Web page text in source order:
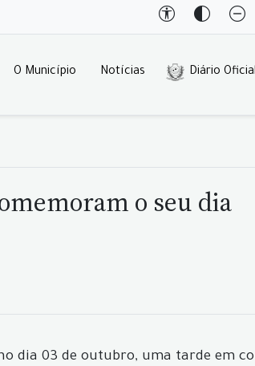
O Município Notícias Diário Oficial
o seu dia
dia 03 de outubro, uma tarde em